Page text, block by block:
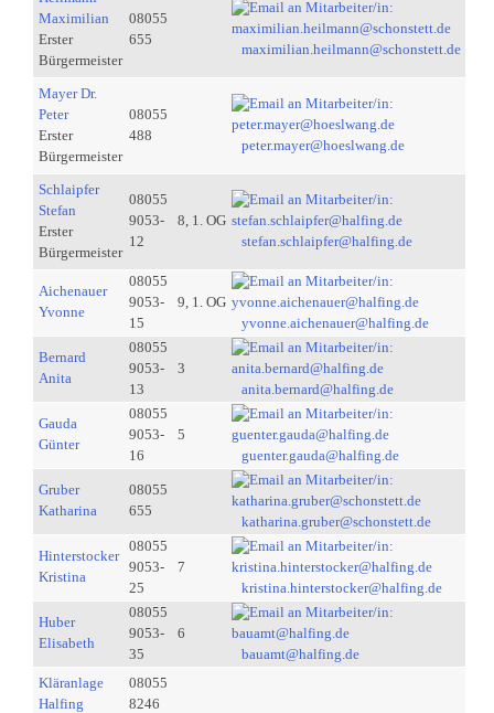
Maximilian
Erster
Bürgermeister
08055
655
maximilian.heilmann@schonstett.de
Mayer Dr.
Peter
Erster
Bürgermeister
08055
488
peter.mayer@hoeslwang.de
Schlaipfer
Stefan
Erster
Bürgermeister
08055
9053-
12
8, 1. OG
stefan.schlaipfer@halfing.de
Aichenauer
Yvonne
08055
9053-
15
9, 1. OG
yvonne.aichenauer@halfing.de
Bernard
Anita
08055
9053-
13
3
anita.bernard@halfing.de
Gauda
Günter
08055
9053-
16
5
guenter.gauda@halfing.de
Gruber
Katharina
08055
655
katharina.gruber@schonstett.de
Hinterstocker
Kristina
08055
9053-
25
7
kristina.hinterstocker@halfing.de
Huber
Elisabeth
08055
9053-
35
6
bauamt@halfing.de
Kläranlage
Halfing
08055
8246